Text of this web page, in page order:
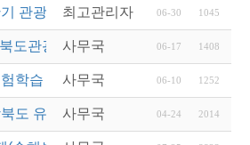
관광진흥개발기금 융자 시행 안내
최고관리자 06-30 1045
도관광기념품공모전 개최
사무국 06-17 1408
학습 안전과정(신규.재강습)
사무국 06-10 1252
도 유니크베뉴를 활용한 MICE행사
사무국 04-24 2014